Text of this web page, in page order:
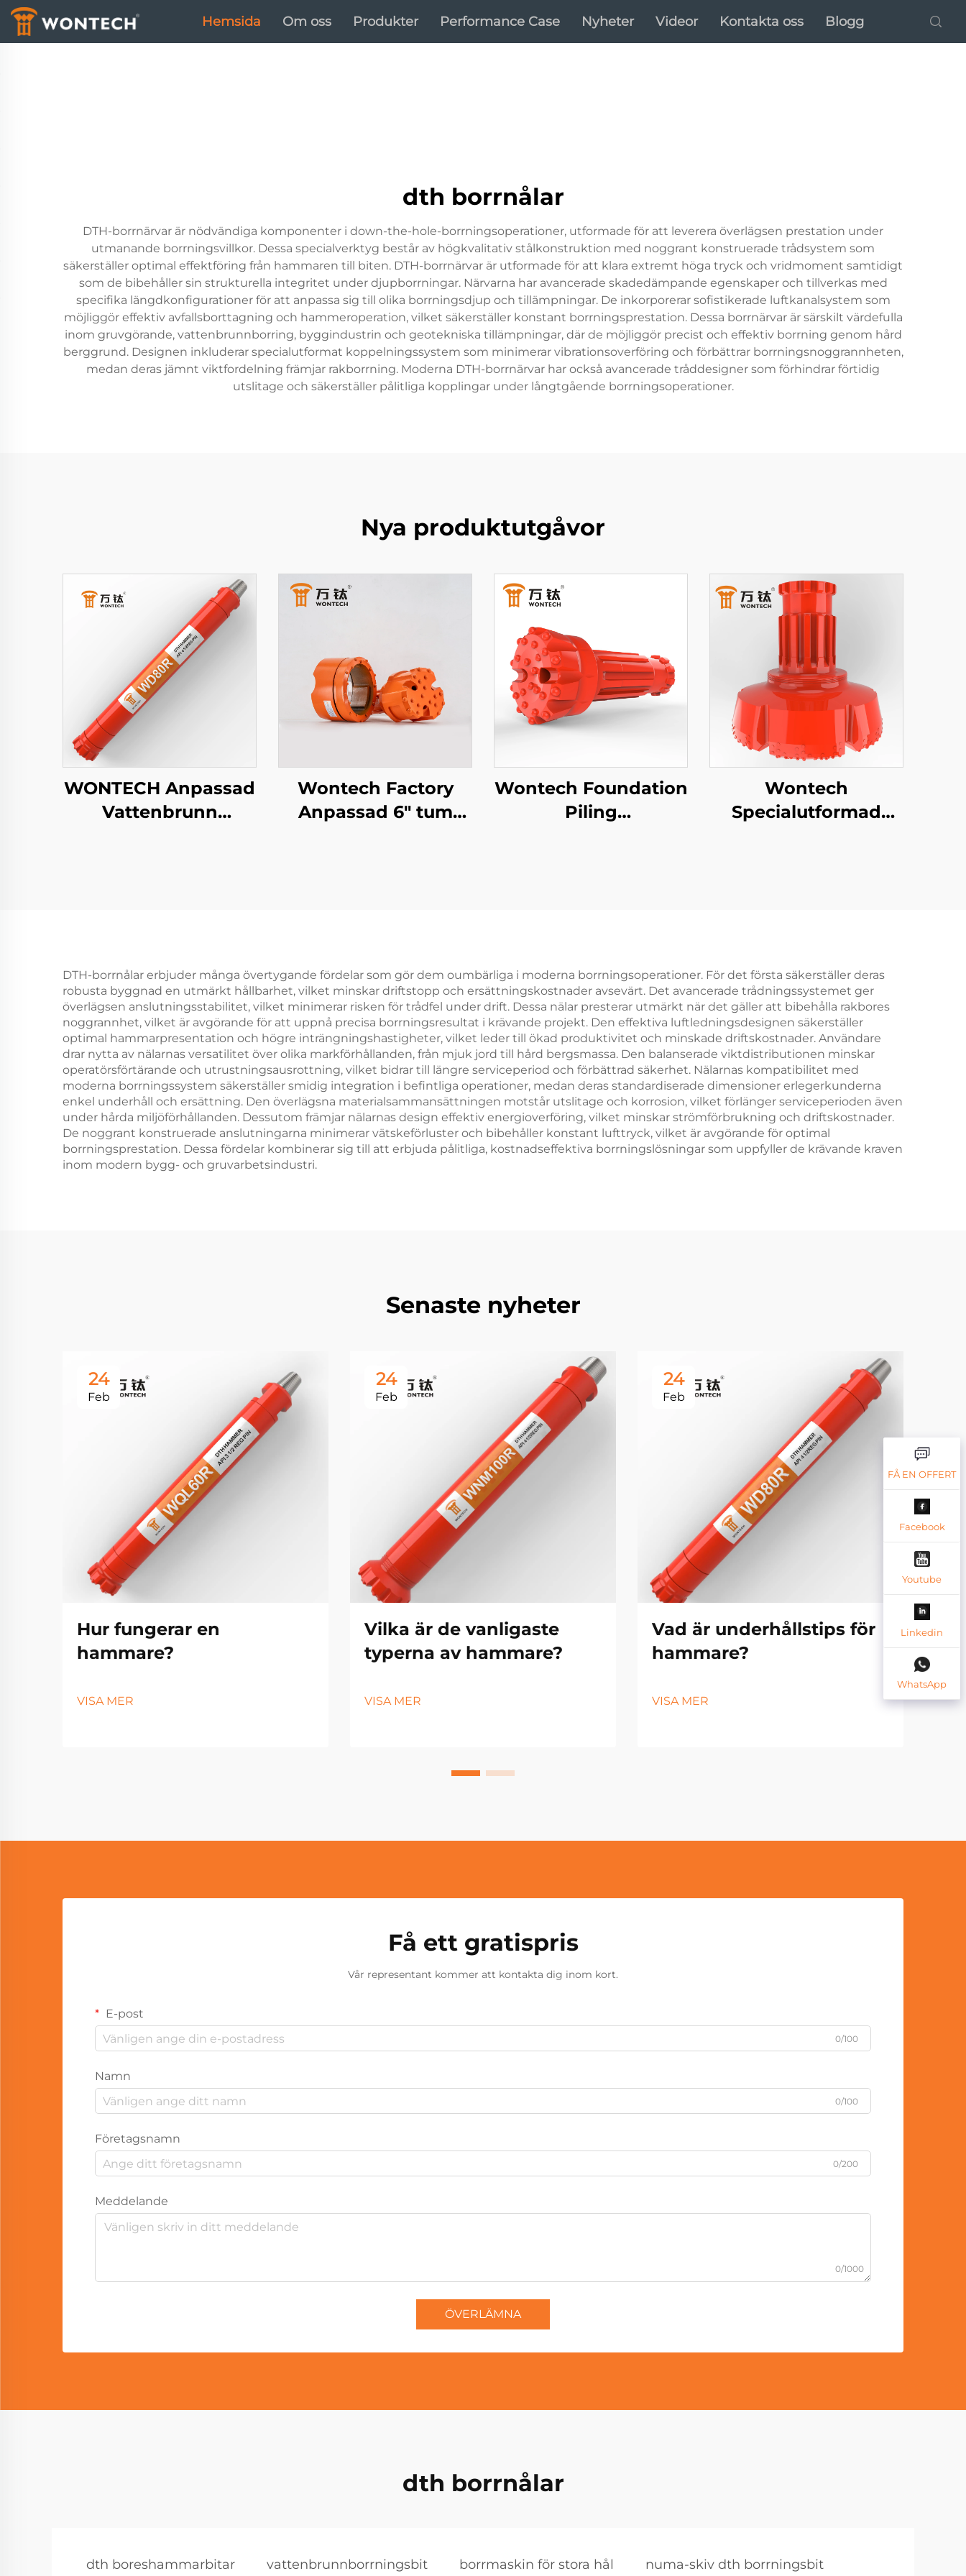
Hemsida Om oss Produkter Performance Case Nyheter Videor Kontakta oss Blogg
dth borrnålar
DTH-borrnärvar är nödvändiga komponenter i down-the-hole-borrningsoperationer, utformade för att leverera överlägsen prestation under
utmanande borrningsvillkor. Dessa specialverktyg består av högkvalitativ stålkonstruktion med noggrant konstruerade trådsystem som
säkerställer optimal effektföring från hammaren till biten. DTH-borrnärvar är utformade för att klara extremt höga tryck och vridmoment samtidigt
som de bibehåller sin strukturella integritet under djupborrningar. Närvarna har avancerade skadedämpande egenskaper och tillverkas med
specifika längdkonfigurationer för att anpassa sig till olika borrningsdjup och tillämpningar. De inkorporerar sofistikerade luftkanalsystem som
möjliggör effektiv avfallsborttagning och hammeroperation, vilket säkerställer konstant borrningsprestation. Dessa borrnärvar är särskilt värdefulla
inom gruvgörande, vattenbrunnborring, byggindustrin och geotekniska tillämpningar, där de möjliggör precist och effektiv borrning genom hård
berggrund. Designen inkluderar specialutformat koppelningssystem som minimerar vibrationsoverföring och förbättrar borrningsnoggrannheten,
medan deras jämnt viktfordelning främjar rakborrning. Moderna DTH-borrnärvar har också avancerade tråddesigner som förhindrar förtidig
utslitage och säkerställer pålitliga kopplingar under långtgående borrningsoperationer.
Nya produktutgåvor
WONTECH Anpassad
Vattenbrunn
Wontech Factory
Anpassad 6" tum
Wontech Foundation
Piling
Wontech
Specialutformad
DTH-borrnålar erbjuder många övertygande fördelar som gör dem oumbärliga i moderna borrningsoperationer. För det första säkerställer deras
robusta byggnad en utmärkt hållbarhet, vilket minskar driftstopp och ersättningskostnader avsevärt. Det avancerade trådningssystemet ger
överlägsen anslutningsstabilitet, vilket minimerar risken för trådfel under drift. Dessa nälar presterar utmärkt när det gäller att bibehålla rakbores
noggrannhet, vilket är avgörande för att uppnå precisa borrningsresultat i krävande projekt. Den effektiva luftledningsdesignen säkerställer
optimal hammarpresentation och högre inträngningshastigheter, vilket leder till ökad produktivitet och minskade driftskostnader. Användare
drar nytta av nälarnas versatilitet över olika markförhållanden, från mjuk jord till hård bergsmassa. Den balanserade viktdistributionen minskar
operatörsförtärande och utrustningsausrottning, vilket bidrar till längre serviceperiod och förbättrad säkerhet. Nälarnas kompatibilitet med
moderna borrningssystem säkerställer smidig integration i befintliga operationer, medan deras standardiserade dimensioner erlegerkunderna
enkel underhåll och ersättning. Den överlägsna materialsammansättningen motstår utslitage och korrosion, vilket förlänger serviceperioden även
under hårda miljöförhållanden. Dessutom främjar nälarnas design effektiv energioverföring, vilket minskar strömförbrukning och driftskostnader.
De noggrant konstruerade anslutningarna minimerar vätskeförluster och bibehåller konstant lufttryck, vilket är avgörande för optimal
borrningsprestation. Dessa fördelar kombinerar sig till att erbjuda pålitliga, kostnadseffektiva borrningslösningar som uppfyller de krävande kraven
inom modern bygg- och gruvarbetsindustri.
Senaste nyheter
24
Feb
Hur fungerar en
hammare?
VISA MER
24
Feb
Vilka är de vanligaste
typerna av hammare?
VISA MER
24
Feb
Vad är underhållstips för
hammare?
VISA MER
Få ett gratispris
Vår representant kommer att kontakta dig inom kort.
E-post
0/100
Namn
0/100
Företagsnamn
0/200
Meddelande
0/1000
ÖVERLÄMNA
dth borrnålar
dth boreshammarbitar vattenbrunnborrningsbit borrmaskin för stora hål numa-skiv dth borrningsbit
FÅ EN OFFERT
Facebook
Youtube
Linkedin
WhatsApp